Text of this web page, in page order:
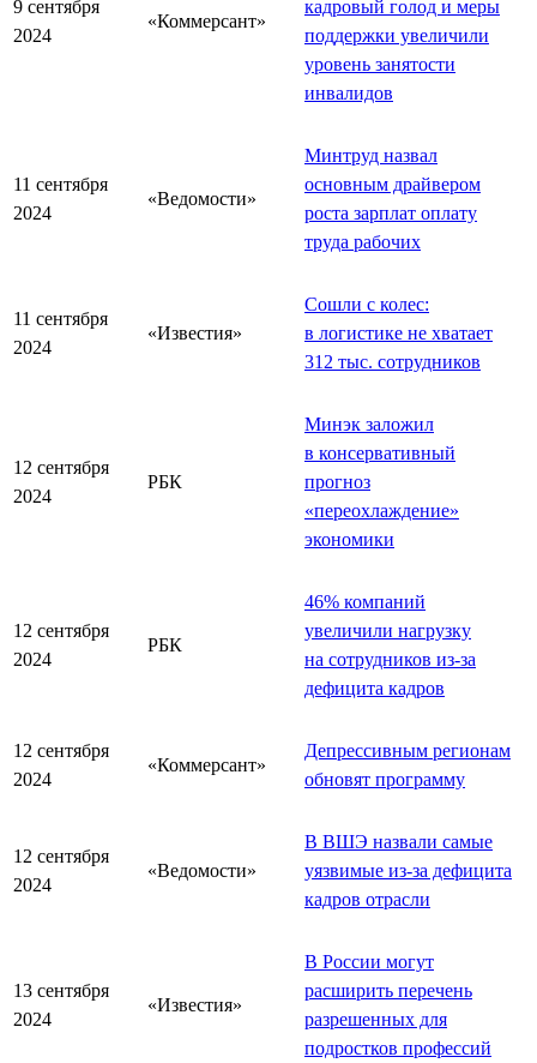
9 сентября
2024
«Коммерсант»
кадровый голод и меры
поддержки увеличили
уровень занятости
инвалидов
11 сентября
2024
«Ведомости»
Минтруд назвал
основным драйвером
роста зарплат оплату
труда рабочих
11 сентября
2024
«Известия»
Сошли с колес:
в логистике не хватает
312 тыс. сотрудников
12 сентября
2024
РБК
Минэк заложил
в консервативный
прогноз
«переохлаждение»
экономики
12 сентября
2024
РБК
46% компаний
увеличили нагрузку
на сотрудников из-за
дефицита кадров
12 сентября
2024
«Коммерсант»
Депрессивным регионам
обновят программу
12 сентября
2024
«Ведомости»
В ВШЭ назвали самые
уязвимые из-за дефицита
кадров отрасли
13 сентября
2024
«Известия»
В России могут
расширить перечень
разрешенных для
подростков профессий